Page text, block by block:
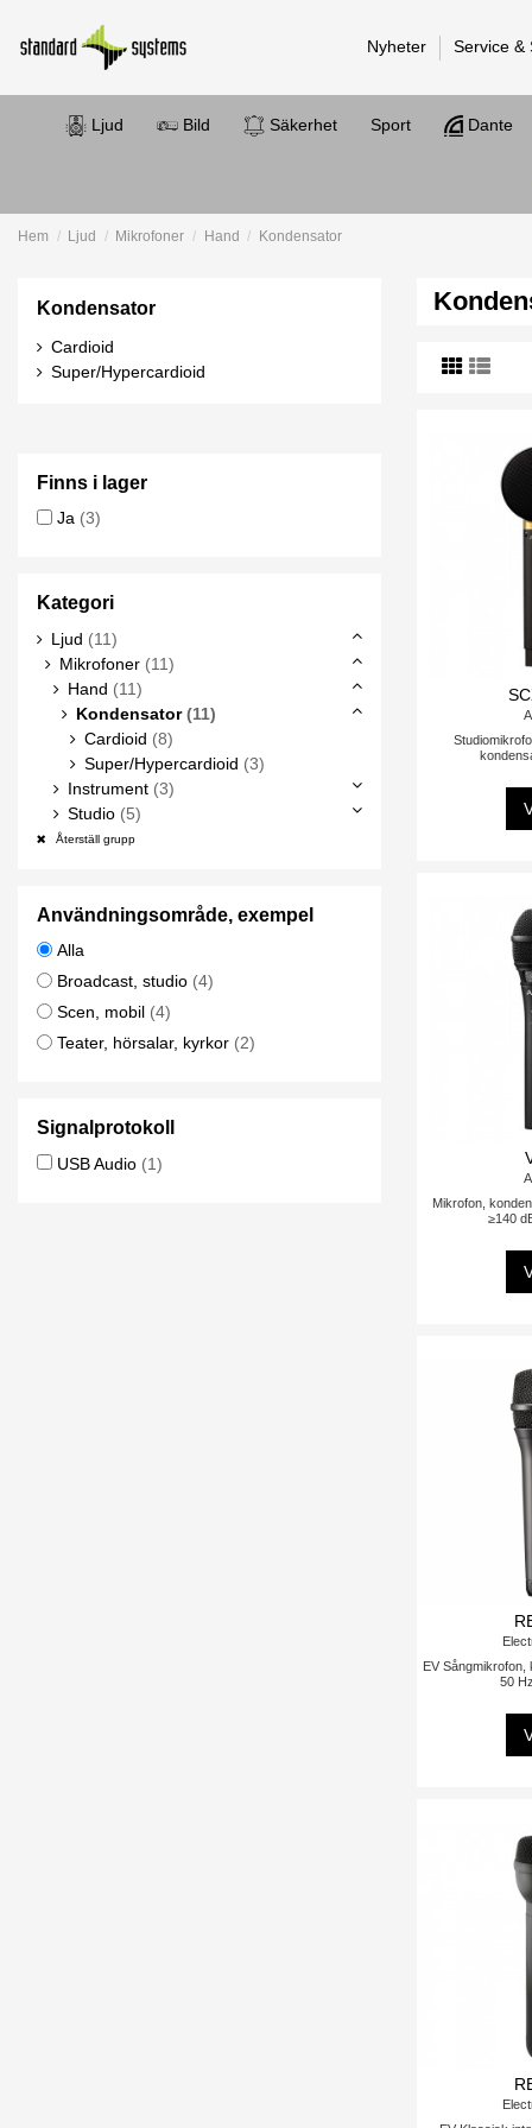
Nyheter Service &
Ljud Bild Säkerhet Sport Dante
Hem Ljud Mikrofoner Hand Kondensator
Mikrofon,
≥140
EV Sångmikrofon,
50
Kondensator
Cardioid
Super/Hypercardioid
Finns i lager
Ja (3)
Kategori
Ljud (11)
Mikrofoner (11)
Hand (11)
Kondensator(11)
Cardioid (8)
Super/Hypercardioid (3)
Instrument (3)
Studio (5)
Återställ grupp
Användningsområde, exempel
Alla
Broadcast, studio (4)
Scen, mobil (4)
Teater, hörsalar, kyrkor (2)
Signalprotokoll
USB Audio (1)